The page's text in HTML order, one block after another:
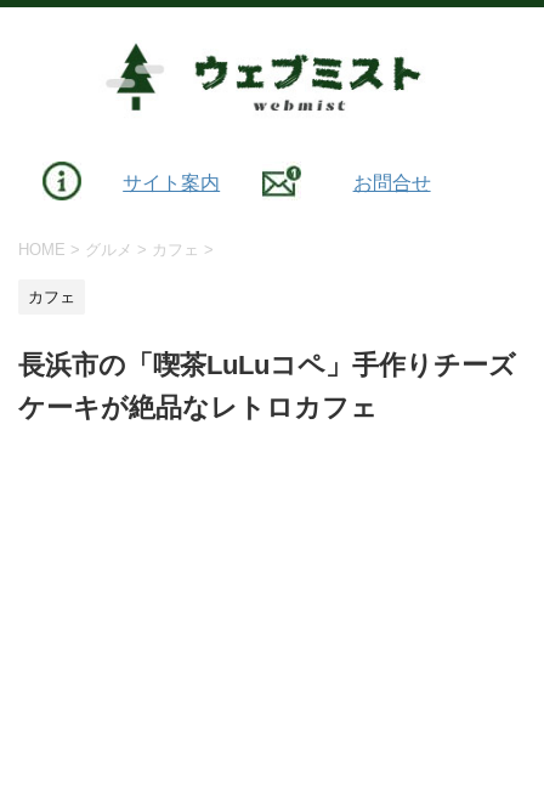
サイト案内 お問合せ
HOME > グルメ > カフェ >
カフェ
長浜市の「喫茶LuLuコペ」手作りチーズ
ケーキが絶品なレトロカフェ